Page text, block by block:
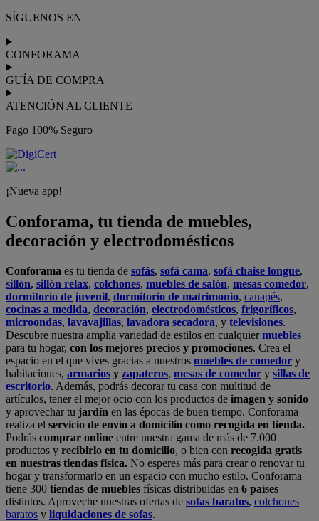
SÍGUENOS EN
CONFORAMA
GUÍA DE COMPRA
ATENCIÓN AL CLIENTE
Pago 100% Seguro
¡Nueva app!
Conforama, tu tienda de muebles,
decoración y electrodomésticos
Conforama es tu tienda de sofás, sofá cama, sofá chaise longue,
sillón, sillón relax, colchones, muebles de salón, mesas comedor,
dormitorio de juvenil, dormitorio de matrimonio, canapés,
cocinas a medida, decoración, electrodomésticos, frigoríficos,
microondas, lavavajillas, lavadora secadora, y televisiones.
Descubre nuestra amplia variedad de estilos en cualquiermuebles
para tu hogar, con los mejores precios y promociones. Crea el
espacio en el que vives gracias a nuestros muebles de comedor y
habitaciones, armarios y zapateros, mesas de comedor y sillas de
escritorio. Además, podrás decorar tu casa con multitud de
artículos, tener el mejor ocio con los productos de imagen y sonido
y aprovechar tu jardín en las épocas de buen tiempo. Conforama
realiza el servicio de envío a domicilio como recogida en tienda.
Podrás comprar online entre nuestra gama de más de 7.000
productos y recibirlo en tu domicilio, o bien con recogida gratis
en nuestras tiendas física. No esperes más para crear o renovar tu
hogar y transformarlo en un espacio con mucho estilo. Conforama
tiene 300 tiendas de muebles físicas distribuidas en 6 países
distintos. Aproveche nuestras ofertas de sofas baratos, colchones
baratos y liquidaciones de sofas.